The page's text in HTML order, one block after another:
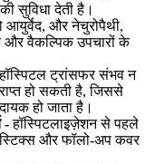
सुविधा देती है।
और नेचुरोपैथी,
और वैकल्पिक उपचारों के
ट्रांसफर संभव न
हो सकती है, जिससे
हो जाता है।
-हॉस्पिटलाइज़ेशन से पहले
और फॉलो-अप कवर